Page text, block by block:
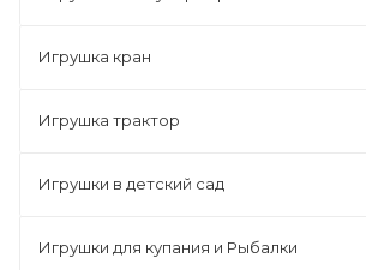
Игрушка кран
Игрушка трактор
Игрушки в детский сад
Игрушки для купания и Рыбалки